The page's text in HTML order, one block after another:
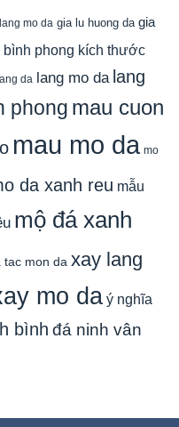
mo da gia lu huong da gia
phong kích thước
da lang mo da lang
phong mau cuon
mau mo da mo
da xanh reu mẫu
mộ đá xanh
tac mon da xay lang
mo da ý nghĩa
bình đá ninh vân